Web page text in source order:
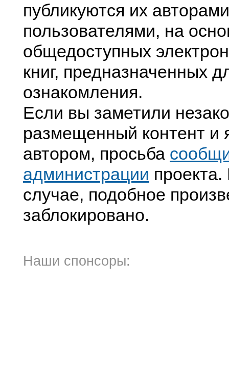
публикуются их
пользователями, на
общедоступных
книг, предназначенных
ознакомления.
Если вы заметили
размещенный контент и
автором, просьба
администрации
случае, подобное
заблокировано.
Наши спонсоры: